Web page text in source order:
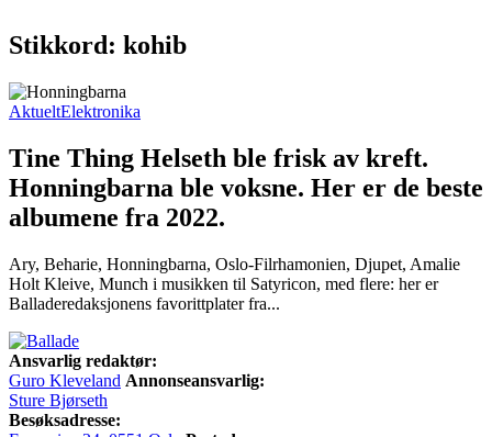
Stikkord: kohib
AktueltElektronika
Tine Thing Helseth ble frisk av kreft.
Honningbarna ble voksne. Her er de beste
albumene fra 2022.
Ary, Beharie, Honningbarna, Oslo-Filrhamonien, Djupet, Amalie
Holt Kleive, Munch i musikken til Satyricon, med flere: her er
Balladeredaksjonens favorittplater fra...
Ansvarlig redaktør:
Guro Kleveland Annonseansvarlig:
Sture Bjørseth
Besøksadresse: